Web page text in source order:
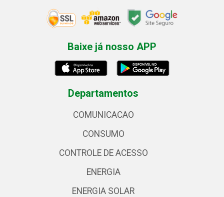
Baixe já nosso APP
Departamentos
COMUNICACAO
CONSUMO
CONTROLE DE ACESSO
ENERGIA
ENERGIA SOLAR